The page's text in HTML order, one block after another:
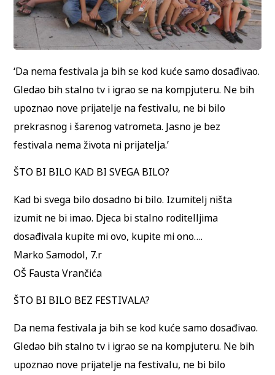
‘Da nema festivala ja bih se kod kuće samo dosađivao.
Gledao bih stalno tv i igrao se na kompjuteru. Ne bih
upoznao nove prijatelje na festivalu, ne bi bilo
prekrasnog i šarenog vatrometa. Jasno je bez
festivala nema života ni prijatelja.’
ŠTO BI BILO KAD BI SVEGA BILO?
Kad bi svega bilo dosadno bi bilo. Izumitelj ništa
izumit ne bi imao. Djeca bi stalno roditelljima
dosađivala kupite mi ovo, kupite mi ono….
Marko Samodol, 7.r
OŠ Fausta Vrančića
ŠTO BI BILO BEZ FESTIVALA?
Da nema festivala ja bih se kod kuće samo dosađivao.
Gledao bih stalno tv i igrao se na kompjuteru. Ne bih
upoznao nove prijatelje na festivalu, ne bi bilo